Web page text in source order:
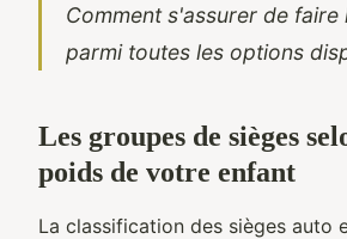
Comment s'assurer de
parmi toutes les options
Les groupes de sièges
poids de votre enfant
La classification des sièges auto